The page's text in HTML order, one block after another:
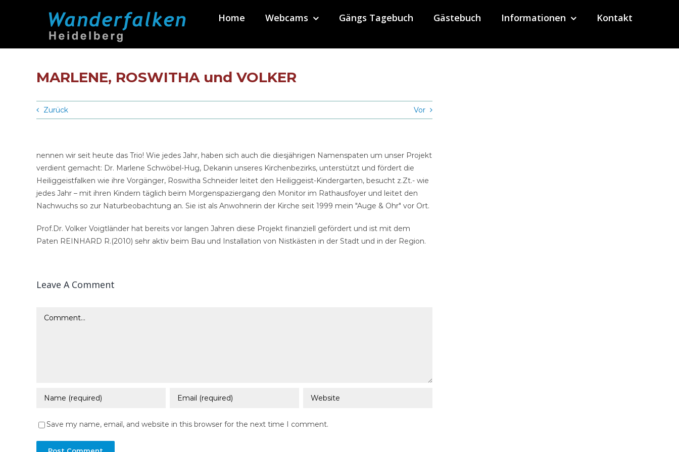
Home Webcams Gängs Tagebuch Gästebuch Informationen Kontakt
MARLENE, ROSWITHA und VOLKER
Zurück Vor
nennen wir seit heute das Trio! Wie jedes Jahr, haben sich auch die diesjährigen Namenspaten um unser Projekt
verdient gemacht: Dr. Marlene Schwöbel-Hug, Dekanin unseres Kirchenbezirks, unterstützt und fördert die
Heiliggeistfalken wie ihre Vorgänger, Roswitha Schneider leitet den Heiliggeist-Kindergarten, besucht z.Zt.- wie
jedes Jahr – mit ihren Kindern täglich beim Morgenspaziergang den Monitor im Rathausfoyer und leitet den
Nachwuchs so zur Naturbeobachtung an. Sie ist als Anwohnerin der Kirche seit 1999 mein "Auge & Ohr" vor Ort.
Prof.Dr. Volker Voigtländer hat bereits vor langen Jahren diese Projekt finanziell gefördert und ist mit dem
Paten REINHARD R.(2010) sehr aktiv beim Bau und Installation von Nistkästen in der Stadt und in der Region.
Leave A Comment
Comment
Save my name, email, and website in this browser for the next time I comment.